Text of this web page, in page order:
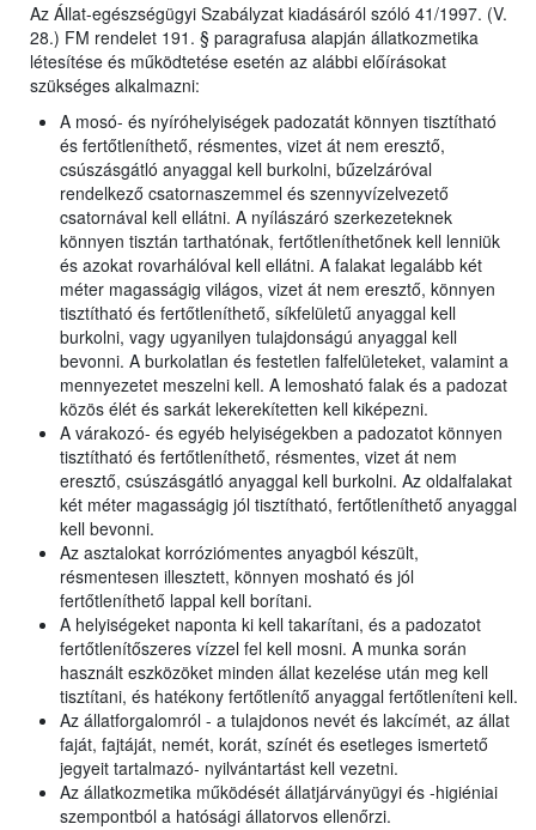
Az Állat-egészségügyi Szabályzat kiadásáról szóló 41/1997. (V.
28.) FM rendelet 191. § paragrafusa alapján állatkozmetika
létesítése és működtetése esetén az alábbi előírásokat
szükséges alkalmazni:
A mosó- és nyíróhelyiségek padozatát könnyen tisztítható
és fertőtleníthető, résmentes, vizet át nem eresztő,
csúszásgátló anyaggal kell burkolni, bűzelzáróval
rendelkező csatornaszemmel és szennyvízelvezető
csatornával kell ellátni. A nyílászáró szerkezeteknek
könnyen tisztán tarthatónak, fertőtleníthetőnek kell lenniük
és azokat rovarhálóval kell ellátni. A falakat legalább két
méter magasságig világos, vizet át nem eresztő, könnyen
tisztítható és fertőtleníthető, síkfelületű anyaggal kell
burkolni, vagy ugyanilyen tulajdonságú anyaggal kell
bevonni. A burkolatlan és festetlen falfelületeket, valamint a
mennyezetet meszelni kell. A lemosható falak és a padozat
közös élét és sarkát lekerekítetten kell kiképezni.
A várakozó- és egyéb helyiségekben a padozatot könnyen
tisztítható és fertőtleníthető, résmentes, vizet át nem
eresztő, csúszásgátló anyaggal kell burkolni. Az oldalfalakat
két méter magasságig jól tisztítható, fertőtleníthető anyaggal
kell bevonni.
Az asztalokat korróziómentes anyagból készült,
résmentesen illesztett, könnyen mosható és jól
fertőtleníthető lappal kell borítani.
A helyiségeket naponta ki kell takarítani, és a padozatot
fertőtlenítőszeres vízzel fel kell mosni. A munka során
használt eszközöket minden állat kezelése után meg kell
tisztítani, és hatékony fertőtlenítő anyaggal fertőtleníteni kell.
Az állatforgalomról - a tulajdonos nevét és lakcímét, az állat
faját, fajtáját, nemét, korát, színét és esetleges ismertető
jegyeit tartalmazó- nyilvántartást kell vezetni.
Az állatkozmetika működését állatjárványügyi és -higiéniai
szempontból a hatósági állatorvos ellenőrzi.